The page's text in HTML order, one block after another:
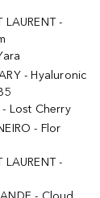
LAURENT -
- Hyaluronic
- Lost Cherry
- Flor
LAURENT -